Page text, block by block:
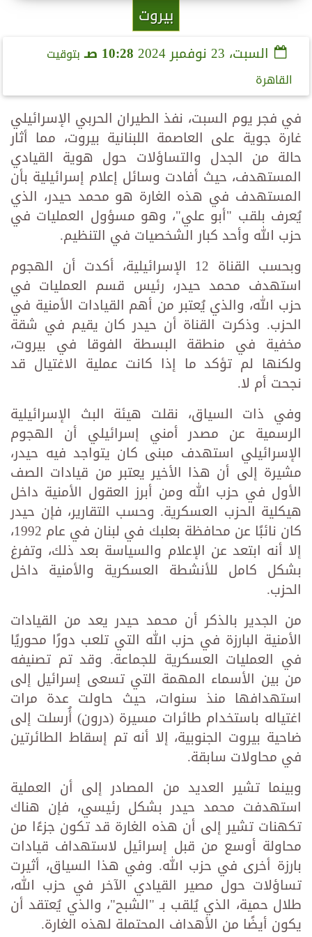
بيروت
السبت، 23 نوفمبر 2024 10:28 صـ
بتوقيت
القاهرة
في فجر يوم السبت، نفذ الطيران الحربي الإسرائيلي
غارة جوية على العاصمة اللبنانية بيروت، مما أثار
حالة من الجدل والتساؤلات حول هوية القيادي
المستهدف، حيث أفادت وسائل إعلام إسرائيلية بأن
المستهدف في هذه الغارة هو محمد حيدر، الذي
يُعرف بلقب "أبو علي"، وهو مسؤول العمليات في
حزب الله وأحد كبار الشخصيات في التنظيم.
وبحسب القناة 12 الإسرائيلية، أكدت أن الهجوم
استهدف محمد حيدر، رئيس قسم العمليات في
حزب الله، والذي يُعتبر من أهم القيادات الأمنية في
الحزب. وذكرت القناة أن حيدر كان يقيم في شقة
مخفية في منطقة البسطة الفوقا في بيروت،
ولكنها لم تؤكد ما إذا كانت عملية الاغتيال قد
نجحت أم لا.
وفي ذات السياق، نقلت هيئة البث الإسرائيلية
الرسمية عن مصدر أمني إسرائيلي أن الهجوم
الإسرائيلي استهدف مبنى كان يتواجد فيه حيدر،
مشيرة إلى أن هذا الأخير يعتبر من قيادات الصف
الأول في حزب الله ومن أبرز العقول الأمنية داخل
هيكلية الحزب العسكرية. وحسب التقارير، فإن حيدر
كان نائبًا عن محافظة بعلبك في لبنان في عام 1992،
إلا أنه ابتعد عن الإعلام والسياسة بعد ذلك، وتفرغ
بشكل كامل للأنشطة العسكرية والأمنية داخل
الحزب.
من الجدير بالذكر أن محمد حيدر يعد من القيادات
الأمنية البارزة في حزب الله التي تلعب دورًا محوريًا
في العمليات العسكرية للجماعة. وقد تم تصنيفه
من بين الأسماء المهمة التي تسعى إسرائيل إلى
استهدافها منذ سنوات، حيث حاولت عدة مرات
اغتياله باستخدام طائرات مسيرة (درون) أُرسلت إلى
ضاحية بيروت الجنوبية، إلا أنه تم إسقاط الطائرتين
في محاولات سابقة.
وبينما تشير العديد من المصادر إلى أن العملية
استهدفت محمد حيدر بشكل رئيسي، فإن هناك
تكهنات تشير إلى أن هذه الغارة قد تكون جزءًا من
محاولة أوسع من قبل إسرائيل لاستهداف قيادات
بارزة أخرى في حزب الله. وفي هذا السياق، أثيرت
تساؤلات حول مصير القيادي الآخر في حزب الله،
طلال حمية، الذي يُلقب بـ "الشبح"، والذي يُعتقد أن
يكون أيضًا من الأهداف المحتملة لهذه الغارة.